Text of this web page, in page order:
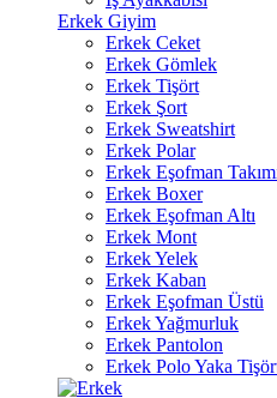
Erkek Giyim
Erkek Ceket
Erkek Gömlek
Erkek Tişört
Erkek Şort
Erkek Sweatshirt
Erkek Polar
Erkek Eşofman
Erkek Boxer
Erkek Eşofman Altı
Erkek Mont
Erkek Yelek
Erkek Kaban
Erkek Eşofman Üstü
Erkek Yağmurluk
Erkek Pantolon
Erkek Polo Yaka